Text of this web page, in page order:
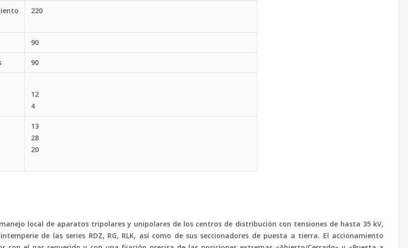
220
90
90
12
4
13
28
20
local de aparatos tripolares y unipolares de los centros de distribución con tensiones de hasta 35 kV,
de las series RDZ, RG, RLK, así como de sus seccionadores de puesta a tierra. El accionamiento